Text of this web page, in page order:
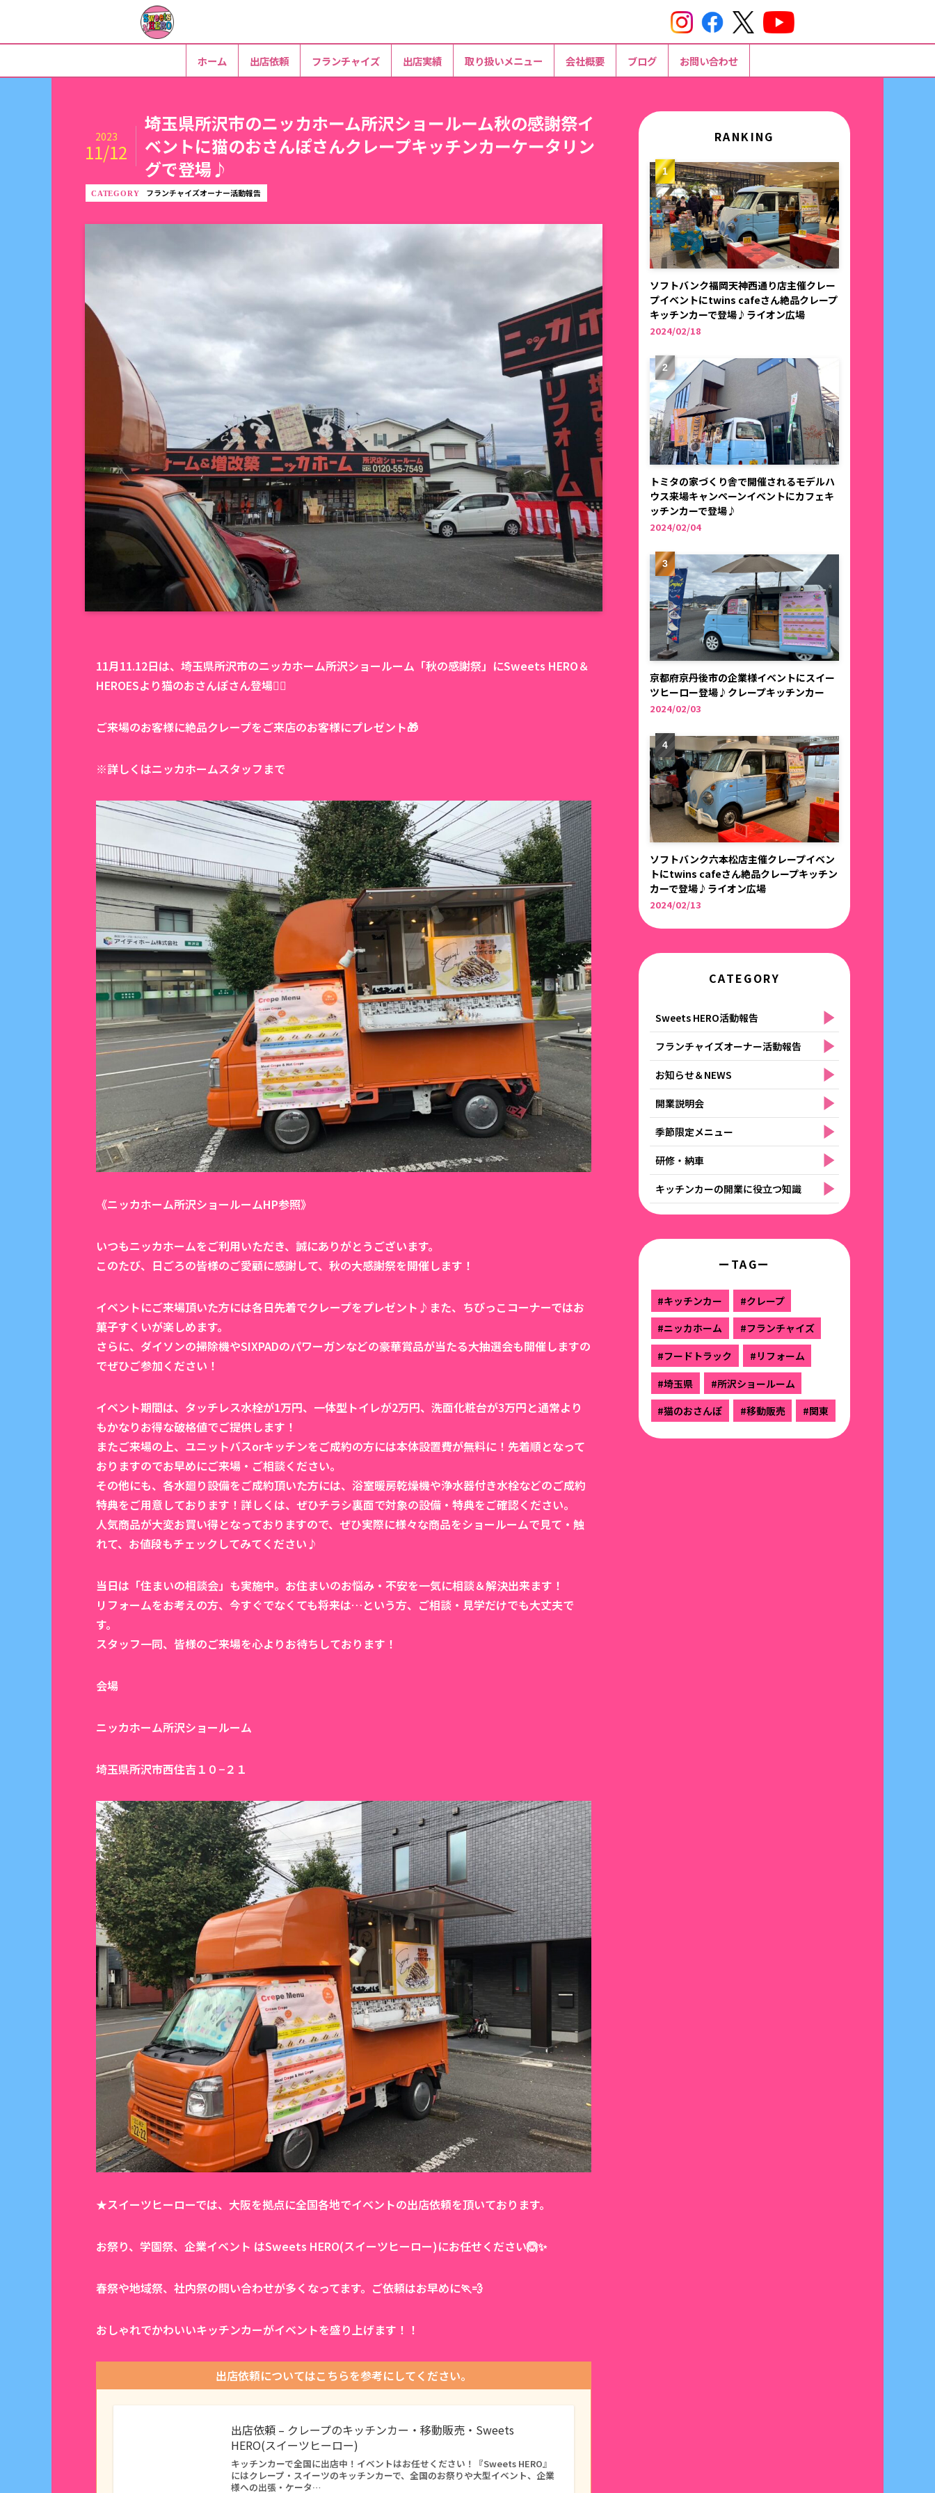
埼玉県所沢市のニッカホーム所沢ショールーム秋の感謝祭イ
ベントに猫のおさんぽさんクレープキッチンカーケータリン
グで登場♪
2023
11/12
フランチャイズオーナー活動報告
11月11.12日は、埼玉県所沢市のニッカホーム所沢ショールーム「秋の感謝祭」にSweets HERO＆
HEROESより猫のおさんぽさん登場🦸‍♂️
ご来場のお客様に絶品クレープをご来店のお客様にプレゼント🎁
※詳しくはニッカホームスタッフまで
《ニッカホーム所沢ショールームHP参照》
いつもニッカホームをご利用いただき、誠にありがとうございます。
このたび、日ごろの皆様のご愛顧に感謝して、秋の大感謝祭を開催します！
イベントにご来場頂いた方には各日先着でクレープをプレゼント♪また、ちびっこコーナーではお
菓子すくいが楽しめます。
さらに、ダイソンの掃除機やSIXPADのパワーガンなどの豪華賞品が当たる大抽選会も開催しますの
でぜひご参加ください！
イベント期間は、タッチレス水栓が1万円、一体型トイレが2万円、洗面化粧台が3万円と通常より
もかなりお得な破格値でご提供します！
またご来場の上、ユニットバスorキッチンをご成約の方には本体設置費が無料に！先着順となって
おりますのでお早めにご来場・ご相談ください。
その他にも、各水廻り設備をご成約頂いた方には、浴室暖房乾燥機や浄水器付き水栓などのご成約
特典をご用意しております！詳しくは、ぜひチラシ裏面で対象の設備・特典をご確認ください。
人気商品が大変お買い得となっておりますので、ぜひ実際に様々な商品をショールームで見て・触
れて、お値段もチェックしてみてください♪
当日は「住まいの相談会」も実施中。お住まいのお悩み・不安を一気に相談＆解決出来ます！
リフォームをお考えの方、今すぐでなくても将来は…という方、ご相談・見学だけでも大丈夫で
す。
スタッフ一同、皆様のご来場を心よりお待ちしております！
会場
ニッカホーム所沢ショールーム
埼玉県所沢市西住吉１０−２１
★スイーツヒーローでは、大阪を拠点に全国各地でイベントの出店依頼を頂いております。
お祭り、学園祭、企業イベント はSweets HERO(スイーツヒーロー)にお任せください🙆✨
春祭や地域祭、社内祭の問い合わせが多くなってます。ご依頼はお早めに🏃💨
おしゃれでかわいいキッチンカーがイベントを盛り上げます！！
出店依頼についてはこちらを参考にしてください。
出店依頼 – クレープのキッチンカー・移動販売・Sweets
HERO(スイーツヒーロー)
キッチンカーで全国に出店中！イベントはお任せください！『Sweets HERO』
にはクレープ・スイーツのキッチンカーで、全国のお祭りや大型イベント、企業
様への出張・ケータ…
RANKING
ソフトバンク福岡天神西通り店主催クレー
プイベントにtwins cafeさん絶品クレープ
キッチンカーで登場♪ライオン広場
2024/02/18
トミタの家づくり舎で開催されるモデルハ
ウス来場キャンペーンイベントにカフェキ
ッチンカーで登場♪
2024/02/04
京都府京丹後市の企業様イベントにスイー
ツヒーロー登場♪クレープキッチンカー
2024/02/03
ソフトバンク六本松店主催クレープイベン
トにtwins cafeさん絶品クレープキッチン
カーで登場♪ライオン広場
2024/02/13
CATEGORY
Sweets HERO活動報告
フランチャイズオーナー活動報告
お知らせ＆NEWS
開業説明会
季節限定メニュー
研修・納車
キッチンカーの開業に役立つ知識
ーTAGー
#キッチンカー
#クレープ
#ニッカホーム
#フランチャイズ
#フードトラック
#リフォーム
#埼玉県
#所沢ショールーム
#猫のおさんぽ
#移動販売 #関東
ホーム 出店依頼 フランチャイズ 出店実績 取り扱いメニュー 会社概要 ブログ お問い合わせ